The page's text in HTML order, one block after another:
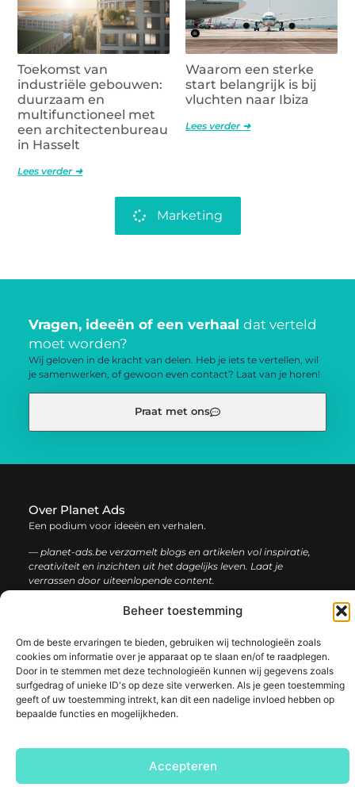
Beheer toestemming
Om de beste ervaringen te bieden, gebruiken wij technologieën zoals
cookies om informatie over je apparaat op te slaan en/of te raadplegen.
Door in te stemmen met deze technologieën kunnen wij gegevens zoals
surfgedrag of unieke ID's op deze site verwerken. Als je geen toestemming
geeft of uw toestemming intrekt, kan dit een nadelige invloed hebben op
bepaalde functies en mogelijkheden.
Accepteren
Toekomst van
industriële gebouwen:
duurzaam en
multifunctioneel met
een architectenbureau
in Hasselt
Lees verder ➜
Waarom een sterke
start belangrijk is bij
vluchten naar Ibiza
Lees verder ➜
Marketing
Vragen, ideeën of een verhaal dat verteld
moet worden?
Wij geloven in de kracht van delen. Heb je iets te vertellen, wil
je samenwerken, of gewoon even contact? Laat van je horen!
Praat met ons
Over Planet Ads
Een podium voor ideeën en verhalen.
— planet-ads.be verzamelt blogs en artikelen vol inspiratie,
creativiteit en inzichten uit het dagelijks leven. Laat je
verrassen door uiteenlopende content.
informatie